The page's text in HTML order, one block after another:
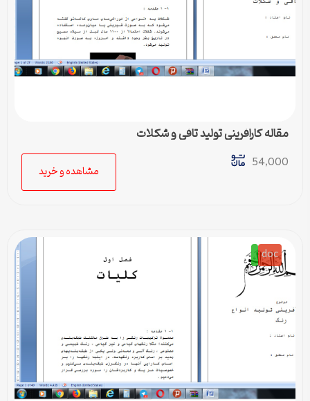
مقاله کارافرینی تولید تافی و شکلات
54,000
مشاهده و خرید
doc